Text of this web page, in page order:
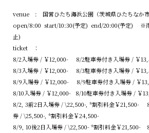
venue : 国営ひたち海浜公園（茨城県ひたちなか市
open/8:00 start/10:30(予定) end/20:00(予定) ※雨
止)
ticket ：
8/2入場券 / ￥12,000- 8/2駐車券付き入場券 / ￥
8/3入場券 / ￥12,000- 8/3駐車券付き入場券 / ￥
8/9入場券 / ￥12,000- 8/9駐車券付き入場券 / ￥
8/10入場券 / ￥12,000- 8/10駐車券付き入場券 / ￥
8/2, 3前2日入場券 / \22,500-, *割引料金￥21,500-
券 / \25,500-, *割引料金￥24,500-
8/9, 10後2日入場券 / \22,500- *割引料金￥21,500-